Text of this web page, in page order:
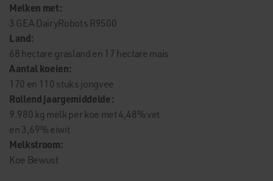
Melken met:
3 GEA DairyRobots R9500
Land:
68 hectare grasland en 17 hectare mais
Aantal koeien:
170 en 110 stuks jongvee
Rollend jaargemiddelde:
9.980 kg melk per koe met 4,48% vet
en 3,69% eiwit
Melkstroom:
Koe Bewust